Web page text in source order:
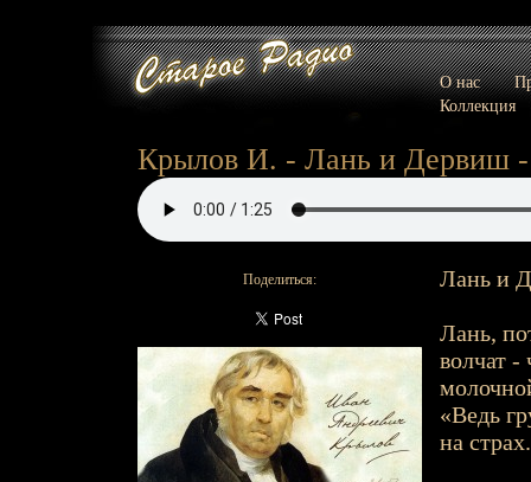
О нас
Коллекция
Крылов И. - Лань и Дервиш -
Поделиться: Лань и
Лань,
волчат -
«Ведь
на